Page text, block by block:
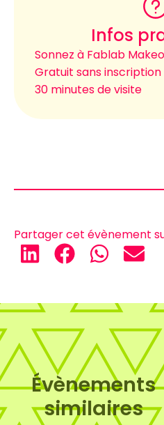
Infos
Sonnez à Fablab Makeo
Gratuit sans inscription
30 minutes de visite
Partager cet évènement
Évènements
similaires